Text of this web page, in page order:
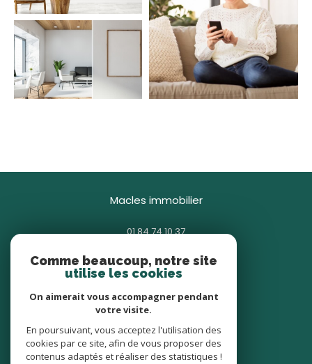
macles immobilier
01 84 74 10 37
85 avenue Général Gallieni
93380 pierrefitte-sur-seine
nous suivre sur
Comme beaucoup, notre site
utilise les cookies
On aimerait vous accompagner pendant
votre visite.
En poursuivant, vous acceptez l'utilisation des
cookies par ce site, afin de vous proposer des
contenus adaptés et réaliser des statistiques !